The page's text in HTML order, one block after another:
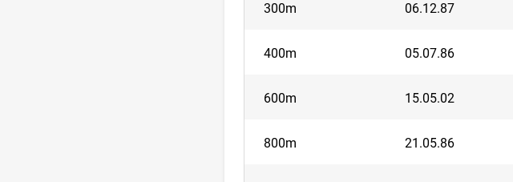
300m 06.12.87
400m 05.07.86
600m 15.05.02
800m 21.05.86